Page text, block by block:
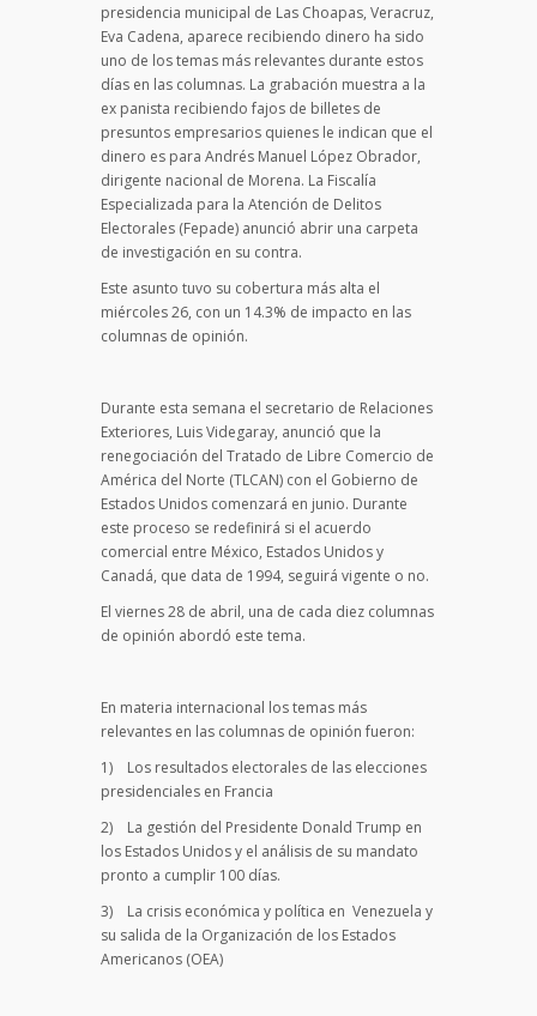
presidencia municipal de Las Choapas, Veracruz,
Eva Cadena, aparece recibiendo dinero ha sido
uno de los temas más relevantes durante estos
días en las columnas. La grabación muestra a la
ex panista recibiendo fajos de billetes de
presuntos empresarios quienes le indican que el
dinero es para Andrés Manuel López Obrador,
dirigente nacional de Morena. La Fiscalía
Especializada para la Atención de Delitos
Electorales (Fepade) anunció abrir una carpeta
de investigación en su contra.
Este asunto tuvo su cobertura más alta el
miércoles 26, con un 14.3% de impacto en las
columnas de opinión.
Durante esta semana el secretario de Relaciones
Exteriores, Luis Videgaray, anunció que la
renegociación del Tratado de Libre Comercio de
América del Norte (TLCAN) con el Gobierno de
Estados Unidos comenzará en junio. Durante
este proceso se redefinirá si el acuerdo
comercial entre México, Estados Unidos y
Canadá, que data de 1994, seguirá vigente o no.
El viernes 28 de abril, una de cada diez columnas
de opinión abordó este tema.
En materia internacional los temas más
relevantes en las columnas de opinión fueron:
1) Los resultados electorales de las elecciones
presidenciales en Francia
2) La gestión del Presidente Donald Trump en
los Estados Unidos y el análisis de su mandato
pronto a cumplir 100 días.
3) La crisis económica y política en Venezuela y
su salida de la Organización de los Estados
Americanos (OEA)